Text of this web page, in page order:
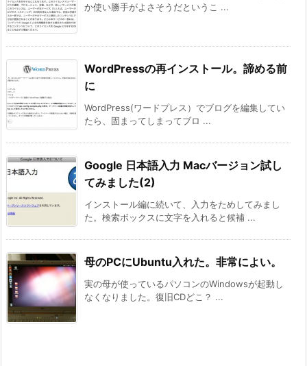
か使い勝手がよさそうだというこ ...
WordPressの再インストール。諦める前
に
WordPress(ワードプレス）でブログを編集してい
たら、固まってしまってブロ ...
Google 日本語入力 Macバージョン試し
てみました(2)
インストール編に続いて、入力をためしてみまし
た。検索ボックスに文字を入れると候補 ...
母のPCにUbuntu入れた。非常によい。
実の母が使っているパソコンのWindowsが起動し
なくなりました。復旧CDどこ？ ...